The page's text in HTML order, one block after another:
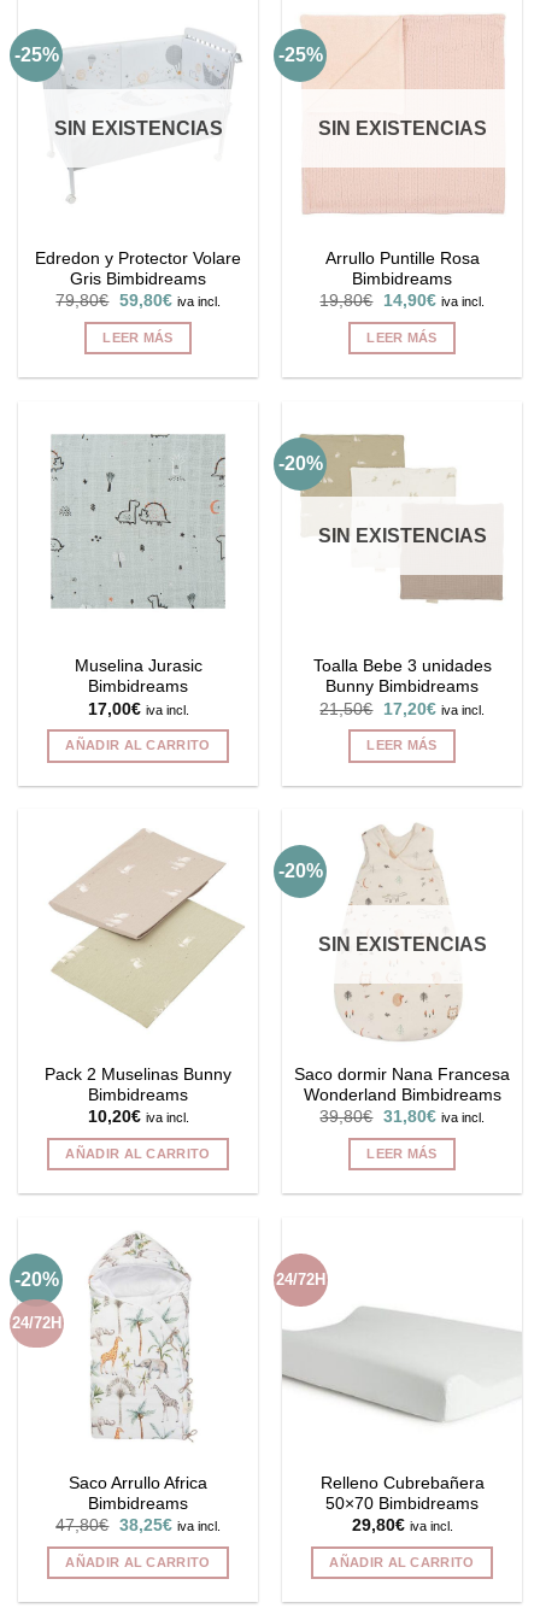
-25%
SIN EXISTENCIAS
Edredon y Protector Volare
Gris Bimbidreams
79,80€ El
original
era:
59,80€El
actual
es:
iva incl.
LEER MÁS
-25%
SIN EXISTENCIAS
Arrullo Puntille Rosa
Bimbidreams
19,80€
El
original
era:
14,90€El
actual
es:
iva incl.
LEER MÁS
Muselina Jurasic
Bimbidreams
17,00€ iva incl.
AÑADIR AL CARRITO
-20%
SIN EXISTENCIAS
Toalla Bebe 3 unidades
Bunny Bimbidreams
21,50€
El
precio
original
era:
17,20€El
actual
es:
iva incl.
LEER MÁS
Pack 2 Muselinas Bunny
Bimbidreams
10,20€ iva incl.
AÑADIR AL CARRITO
-20%
SIN EXISTENCIAS
Saco dormir Nana Francesa
Wonderland Bimbidreams
39,80€ El
original
era:
31,80€El
actual
es:
iva incl.
LEER MÁS
-20%
24/72H
Saco Arrullo Africa
Bimbidreams
47,80€ El
original
era:
38,25€El
actual
es:
iva incl.
AÑADIR AL CARRITO
24/72H
Relleno Cubrebañera
50×70 Bimbidreams
29,80€ iva incl.
AÑADIR AL CARRITO